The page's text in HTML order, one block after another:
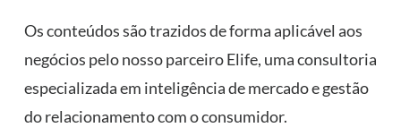
Os conteúdos são trazidos de forma aplicável aos
negócios pelo nosso parceiro Elife, uma consultoria
especializada em inteligência de mercado e gestão
do relacionamento com o consumidor.